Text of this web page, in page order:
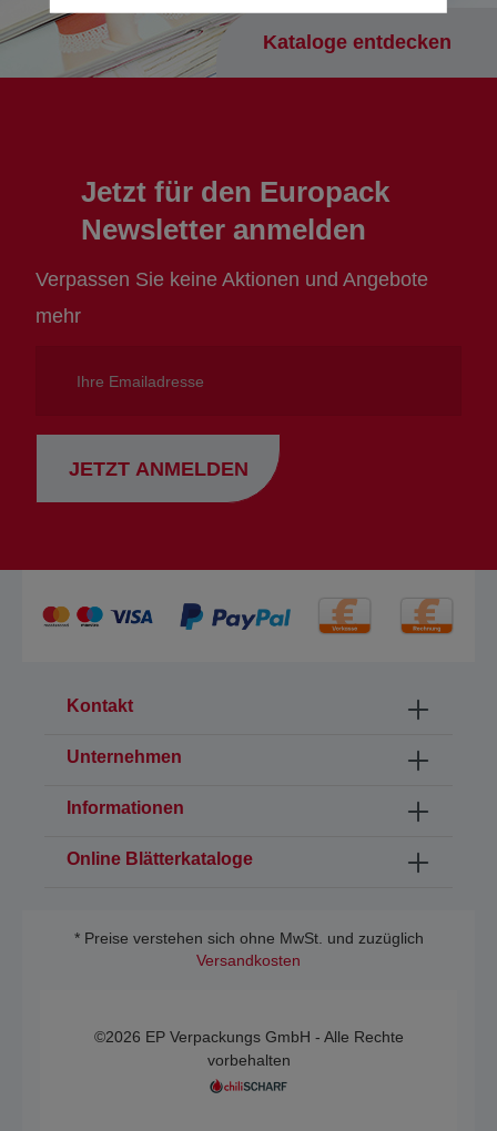
Kataloge entdecken
Jetzt für den Europack
Newsletter anmelden
Verpassen Sie keine Aktionen und Angebote
mehr
Emailadresse
JETZT ANMELDEN
Kontakt
Unternehmen
Informationen
Online Blätterkataloge
* Preise verstehen sich ohne MwSt. und zuzüglich
Versandkosten
©2026 EP Verpackungs GmbH - Alle Rechte
vorbehalten